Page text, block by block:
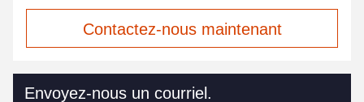
Contactez-nous maintenant